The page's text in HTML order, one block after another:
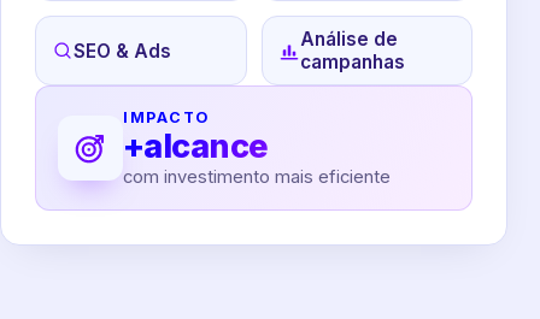
SEO & Ads
Análise de
campanhas
IMPACTO
+alcance
com investimento mais eficiente